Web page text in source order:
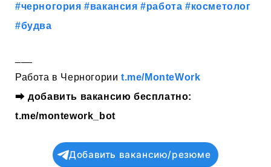
#черногория #вакансия #работа #косметолог
#будва
Работа в Черногории t.me/MonteWork
⮕добавить вакансию бесплатно:
t.me/montework_bot
Добавить вакансию/резюме